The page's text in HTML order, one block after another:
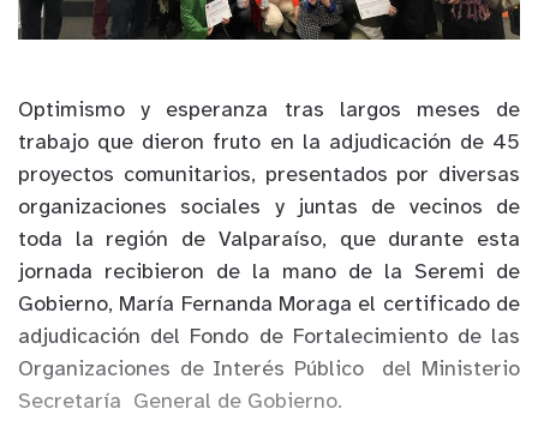
Optimismo y esperanza tras largos meses de
trabajo que dieron fruto en la adjudicación de 45
proyectos comunitarios, presentados por diversas
organizaciones sociales y juntas de vecinos de
toda la región de Valparaíso, que durante esta
jornada recibieron de la mano de la Seremi de
Gobierno, María Fernanda Moraga el certificado de
adjudicación del Fondo de Fortalecimiento de las
Organizaciones de Interés Público
del Ministerio
Secretaría
General de Gobierno.